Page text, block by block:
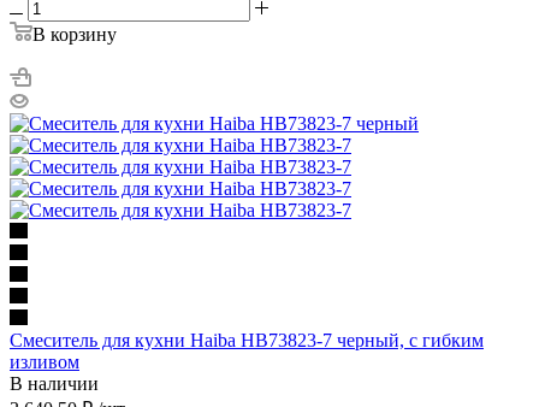
В корзину
Смеситель для кухни Haiba HB73823-7 черный, с гибким
изливом
В наличии